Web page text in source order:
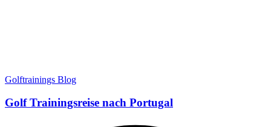
Golftrainings Blog
Golf Trainingsreise nach Portugal